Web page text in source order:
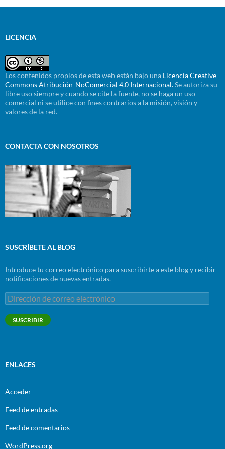
LICENCIA
Los contenidos propios de esta web están bajo una Licencia Creative
Commons Atribución-NoComercial 4.0 Internacional.Se autoriza su
libre uso siempre y cuando se cite la fuente, no se haga un uso
comercial ni se utilice con fines contrarios a la misión, visión y
valores de la red.
CONTACTA CON NOSOTROS
SUSCRÍBETE AL BLOG
Introduce tu correo electrónico para suscribirte a este blog y recibir
notificaciones de nuevas entradas.
Dirección
de
correo
electrónico
SUSCRIBIR
ENLACES
Acceder
Feed de entradas
Feed de comentarios
WordPress.org